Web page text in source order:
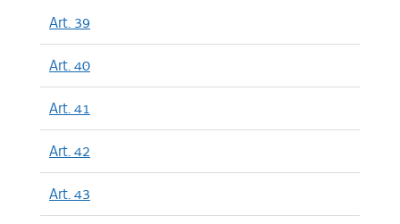
Art. 39
Art. 40
Art. 41
Art. 42
Art. 43